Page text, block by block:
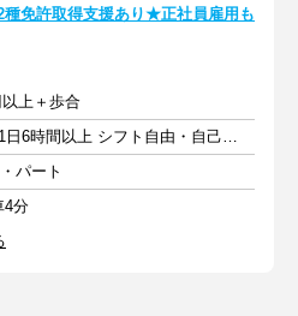
種免許取得支援あり★正社員雇用も
以上＋歩合
週2日以上 1日6時間以上 シフト自由・自己申告
パート
4分